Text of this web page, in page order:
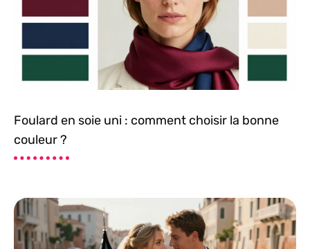
Foulard en soie uni : comment choisir la bonne
couleur ?